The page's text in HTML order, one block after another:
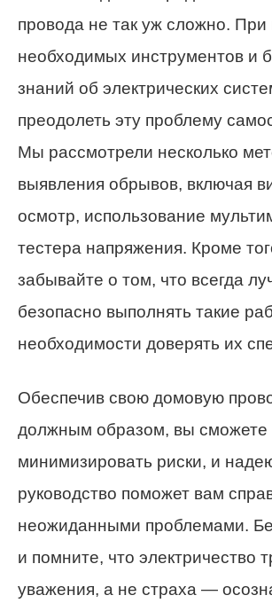
провода не так уж сложно. При
необходимых инструментов и
знаний об электрических
преодолеть эту проблему
Мы рассмотрели несколько
выявления обрывов, включая
осмотр, использование
тестера напряжения. Кроме
забывайте о том, что всегда
безопасно выполнять такие
необходимости доверять их
Обеспечив свою домовую
должным образом, вы сможете
минимизировать риски, и
руководство поможет вам
неожиданными проблемами.
и помните, что электричество
уважения, а не страха —